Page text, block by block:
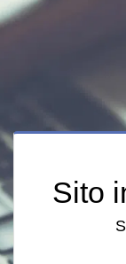
Sito